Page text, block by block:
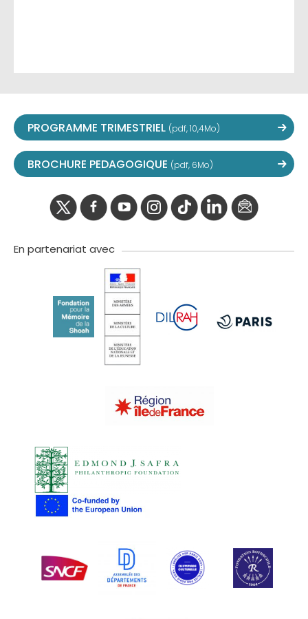
PROGRAMME TRIMESTRIEL (pdf, 10,4Mo)
BROCHURE PEDAGOGIQUE (pdf, 6Mo)
En partenariat avec